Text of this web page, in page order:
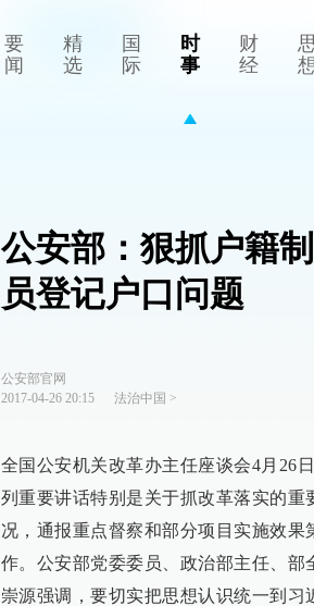
要
闻
精
选
国
际
时
事
财
经
公安部：狠抓户籍
员登记户口问题
公安部官网
2017-04-26 20:15
法治中国 >
全国公安机关改革办主任座谈会4月26
列重要讲话特别是关于抓改革落实的
况，通报重点督察和部分项目实施效
作。公安部党委委员、政治部主任、
崇源强调，要切实把思想认识统一到